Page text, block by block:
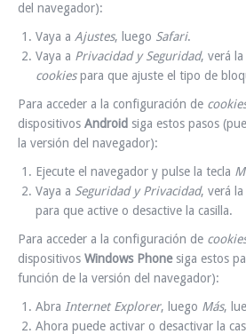
del navegador):
Vaya a Ajustes, luego Safari.
Vaya a Privacidad y Seguridad, verá
cookiespara que ajuste el tipo de
Para acceder a la configuración de
dispositivos Android siga estos pasos
la versión del navegador):
Ejecute el navegador y pulse la tecla
Vaya a Seguridad y Privacidad, verá
para que active o desactive la casilla.
Para acceder a la configuración de
dispositivos Windows Phonesiga estos
función de la versión del navegador):
Abra Internet Explorer, luego Más,
Ahora puede activar o desactivar la